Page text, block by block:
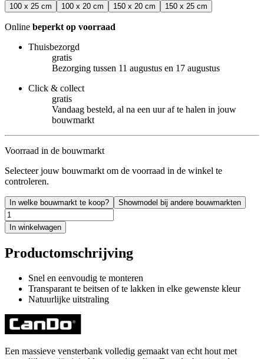
100 x 25 cm 100 x 20 cm 150 x 20 cm 150 x 25 cm
Online beperkt op voorraad
Thuisbezorgd
gratis
Bezorging tussen 11 augustus en 17 augustus
Click & collect
gratis
Vandaag besteld, al na een uur af te halen in jouw
bouwmarkt
Voorraad in de bouwmarkt
Selecteer jouw bouwmarkt om de voorraad in de winkel te
controleren.
In welke bouwmarkt te koop? Showmodel bij andere bouwmarkten
In winkelwagen
Productomschrijving
Snel en eenvoudig te monteren
Transparant te beitsen of te lakken in elke gewenste kleur
Natuurlijke uitstraling
Een massieve vensterbank volledig gemaakt van echt hout met